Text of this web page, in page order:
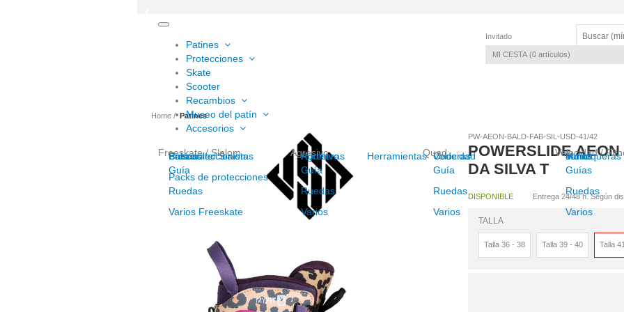
Invitado
MI CESTA 0 artículos
navigation
Patines
Freeskate/ Slalom Agresivo Velocidad Junior
Protecciones
Cascos Rodilleras Coderas Muñequeras
Packs de protecciones
Skate
Scooter
Recambios
Freeskate / Slalom
Guía
Ruedas
Varios Freeskate
Agresivo
Guía
Ruedas
Varios
Quad
Guía
Ruedas
Varios
Velocidad /
Guías
Ruedas
Varios
Museo del patín
Para coleccionistas
Accesorios
Bolsas Herramientas Varios
Home Patines
PW-AEON-BALD-FAB-SIL-USD-41/42
POWERSLIDE
DA SILVA T
DISPONIBLE Entrega 24/48 h. Según
TALLA
Talla 36 - 38 Talla 39 - 40 Talla